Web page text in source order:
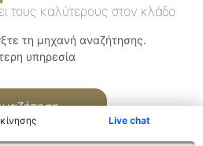
Live chat
τους καλύτερους στον κλάδο
τη μηχανή αναζήτησης.
υπηρεσία